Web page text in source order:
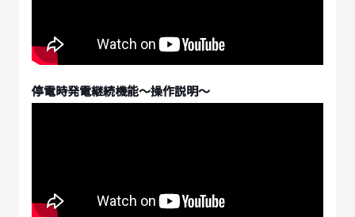
停電時発電継続機能～操作説明～